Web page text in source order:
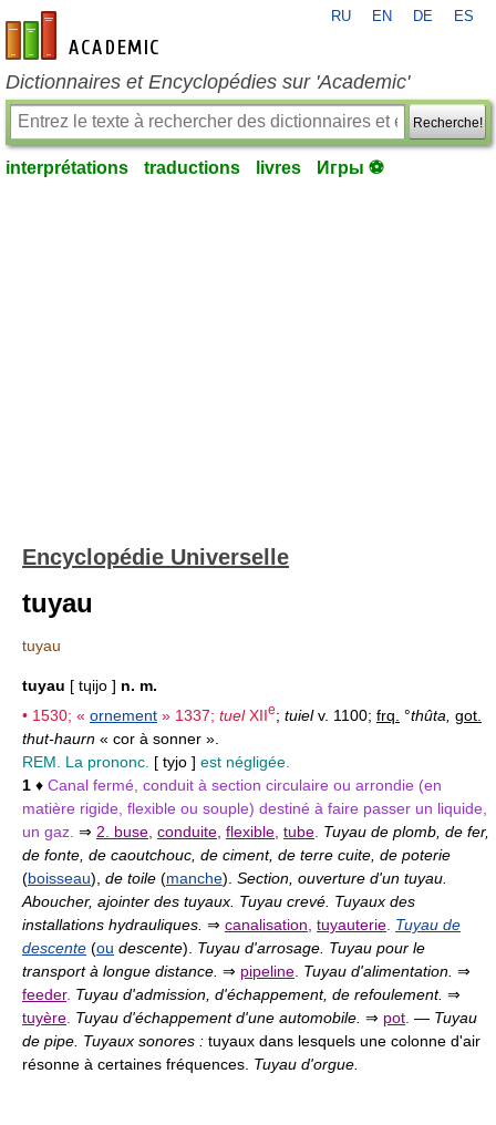
fr-academic.com
RU EN DE ES
Dictionnaires et Encyclopédies sur 'Academic'
Recherche!
interprétations traductions livres Игры ⚽
Encyclopédie Universelle
tuyau
tuyau
tuyau [ tɥijo ] n. m.
• 1530; « ornement » 1337; tuel XIIe; tuielv. 1100; frq. °thûta, got.
thut-haurn « cor à sonner ».
REM. La prononc. [ tyjo ] est négligée.
1 ♦ Canal fermé, conduit à section circulaire ou arrondie (en
matière rigide, flexible ou souple) destiné à faire passer un liquide,
un gaz. ⇒ 2. buse conduite flexible tube Tuyau de plomb, de fer,
de fonte, de caoutchouc, de ciment, de terre cuite, de poterie
(boisseau), de toile (manche). Section, ouverture d'un tuyau.
Aboucher, ajointer des tuyaux. Tuyau crevé. Tuyaux des
installations hydrauliques. ⇒ canalisation tuyauterie Tuyau de
descente (ou descente).
Tuyau d'arrosage. Tuyau pour le
transport à longue distance. ⇒ pipeline Tuyau d'alimentation. ⇒
feeder. Tuyau d'admission, d'échappement, de refoulement. ⇒
tuyère Tuyau d'échappement d'une automobile. ⇒ pot — Tuyau
de pipe. Tuyaux sonores : tuyaux dans lesquels une colonne d'air
résonne à certaines fréquences. Tuyau d'orgue.